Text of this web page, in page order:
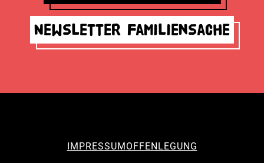
Newsletter Familiensache
IMPRESSUMOFFENLEGUNG